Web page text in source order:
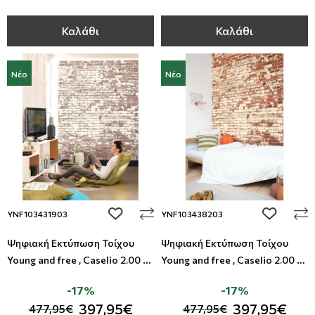
Καλάθι Καλάθι
Νέο
YNF103431903 add to wishlist
Ψηφιακή Εκτύπωση Τοίχου
Young and free , Caselio 2.00 x
477,95€ 397,95€
-17%
Νέο
YNF103438203 add to
Ψηφιακή Εκτύπωση Τοίχου
Young and free , Caselio 2.00 x
477,95€ 397,95€
-17%